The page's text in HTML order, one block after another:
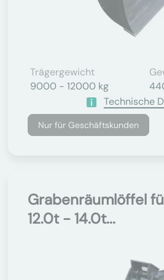
Trägergewicht
9000 - 12000 kg
Technische
Nur für Geschäftskunden
Grabenräumlöffel
12.0t - 14.0t...